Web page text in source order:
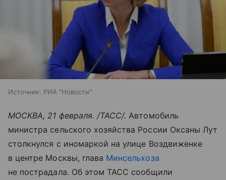
Источник: РИА "Новости"
МОСКВА, 21 февраля. /ТАСС/. Автомобиль
министра сельского хозяйства России Оксаны Лут
столкнулся с иномаркой на улице Воздвиженке
в центре Москвы, глава Минсельхоза
не пострадала. Об этом ТАСС сообщили